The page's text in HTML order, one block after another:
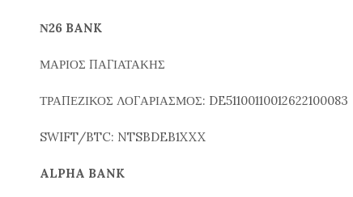
Ν26 BANK
ΜΑΡΙΟΣ ΠΑΓΙΑΤΑΚΗΣ
ΤΡΑΠΕΖΙΚΟΣ ΛΟΓΑΡΙΑΣΜΟΣ: DE51100110012622100083
SWIFT/BTC: NTSBDEB1XXX
ALPHA BANK